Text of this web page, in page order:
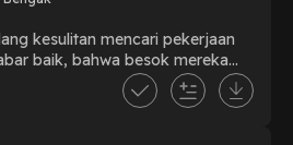
kesulitan mencari pekerjaan
baik, bahwa besok mereka
Malam sebelum hari penting
agar bisa datang tepat